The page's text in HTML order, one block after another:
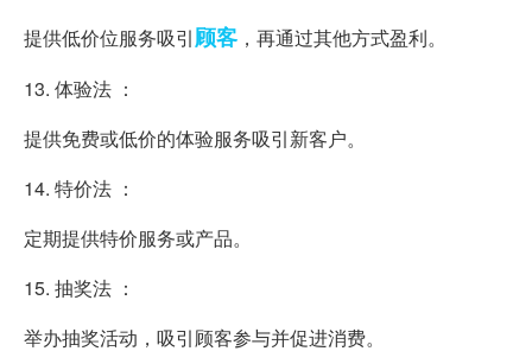
提供低价位服务吸引顾客 ，再通过其他方式盈利。
13. 体验法 ：
提供免费或低价的体验服务吸引新客户。
14. 特价法 ：
定期提供特价服务或产品。
15. 抽奖法 ：
举办抽奖活动，吸引顾客参与并促进消费。